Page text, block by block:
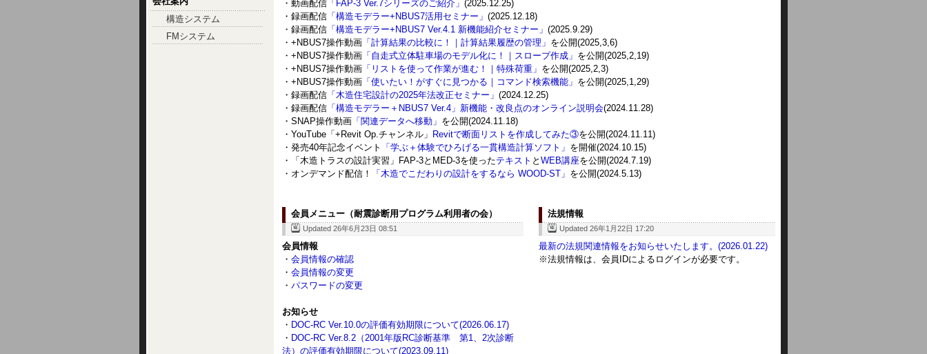
構造システム
FMシステム
・動画配信 「FAP-3 Ver.7シリーズのご紹介」 (2025.12.25)
・録画配信 「構造モデラー+NBUS7活用セミナー」 (2025.12.18)
・録画配信 「構造モデラー+NBUS7 Ver.4.1 新機能紹介セミナー」 (2025.9.29)
・+NBUS7操作動画 「計算結果の比較に！｜計算結果履歴の管理」 を公開(2025,3,6)
・+NBUS7操作動画 「自走式立体駐車場のモデル化に！｜スロープ作成」 を公開(2025,2,19)
・+NBUS7操作動画 「リストを使って作業が進む！｜特殊荷重」 を公開(2025,2,3)
・+NBUS7操作動画 「使いたい！がすぐに見つかる｜コマンド検索機能」 を公開(2025,1,29)
・録画配信 「木造住宅設計の2025年法改正セミナー」 (2024.12.25)
・録画配信 「構造モデラー＋NBUS7 Ver.4」新機能・改良点のオンライン説明会(2024.11.28)
・SNAP操作動画 「関連データへ移動」 を公開(2024.11.18)
・YouTube「+Revit Op.チャンネル」 Revitで断面リストを作成してみた③を公開(2024.11.11)
・発売40年記念イベント
「学ぶ＋体験でひろげる一貫構造計算ソフト」 を開催(2024.10.15)
・「木造トラスの設計実習」FAP-3とMED-3を使ったテキスト と WEB講座を公開(2024.7.19)
・オンデマンド配信！
「木造でこだわりの設計をするなら WOOD-ST」 を公開(2024.5.13)
会員メニュー（耐震診断用プログラム利用者の会）
Updated 26年6月23日 08:51
会員情報
・ 会員情報の確認
・ 会員情報の変更
・ パスワードの変更
お知らせ
・ DOC-RC Ver.10.0の評価有効期限について(2026.06.17)
・ DOC-RC Ver.8.2（2001年版RC診断基準 第1、2次診断
法）の評価有効期限について(2023.09.11)
法規情報
Updated 26年1月22日 17:20
最新の法規関連情報をお知らせいたします。(2026.01.22)
※法規情報は、会員IDによるログインが必要です。